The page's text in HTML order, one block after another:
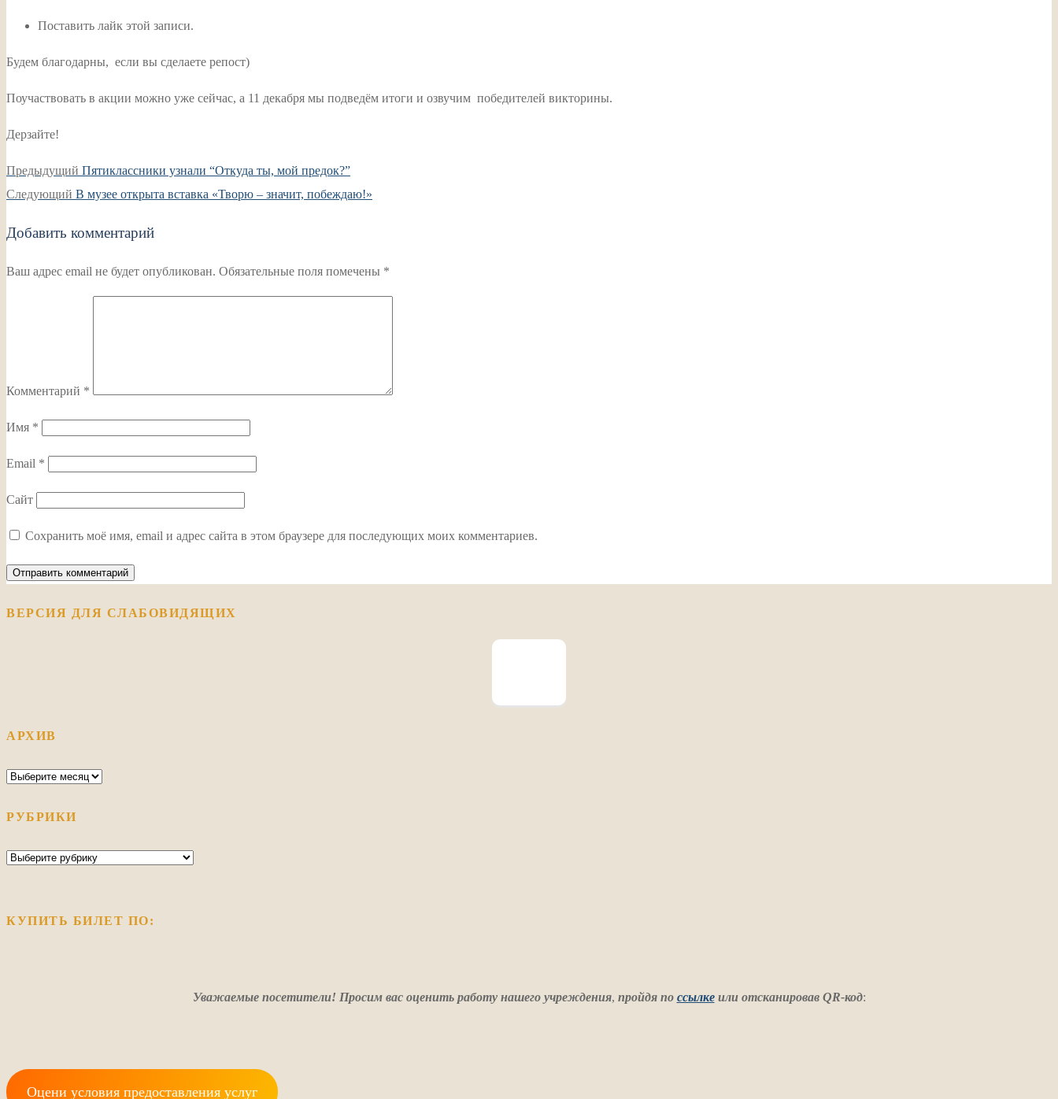
Поставить лайк этой записи.
Будем благодарны, если вы сделаете репост)
Поучаствовать в акции можно уже сейчас, а 11 декабря мы подведём итоги и озвучим победителей викторины.
Дерзайте!
Навигация
по
Предыдущий Предыдущая
запись:
Пятиклассники узнали “Откуда ты, мой предок?”
Следующий Следующая
В музее открыта вставка «Творю – значит, побеждаю!»
Добавить комментарий
Ваш адрес email не будет опубликован. Обязательные поля помечены *
Комментарий *
Имя *
Email *
Сайт
Сохранить моё имя, email и адрес сайта в этом браузере для последующих моих комментариев.
ВЕРСИЯ ДЛЯ СЛАБОВИДЯЩИХ
АРХИВ
Архив
РУБРИКИ
Рубрики
КУПИТЬ БИЛЕТ ПО:
Уважаемые посетители! Просим вас оценить работу нашего учреждения, пройдя по ссылкеили отсканировав QR-код:
Оцени условия предоставления услуг